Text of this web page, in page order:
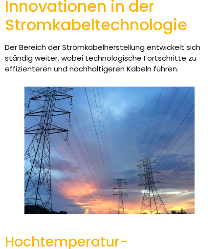
Innovationen in der
Stromkabeltechnologie
Der Bereich der Stromkabelherstellung entwickelt sich
ständig weiter, wobei technologische Fortschritte zu
effizienteren und nachhaltigeren Kabeln führen.
Hochtemperatur-